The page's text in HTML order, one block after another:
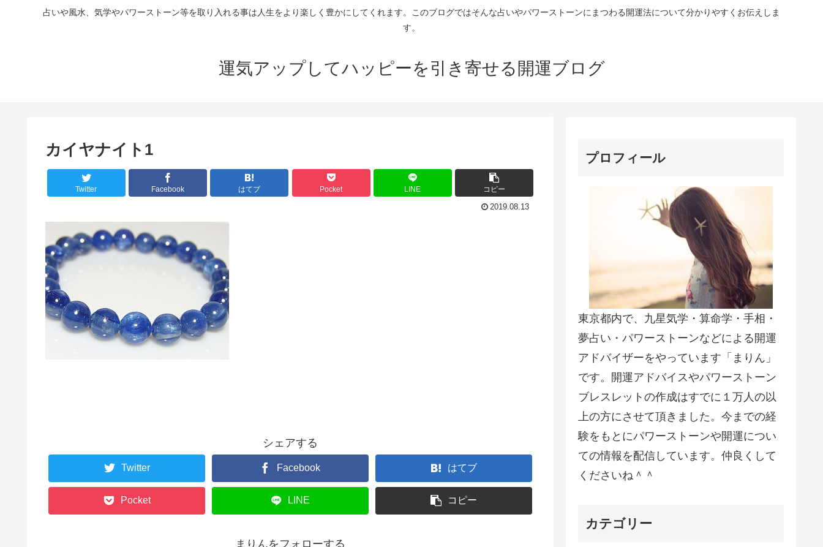
占いや風水、気学やパワーストーン等を取り入れる事は人生をより楽しく豊かにしてくれます。このブログではそんな占いやパワーストーンにまつわる開運法について分かりやすくお伝えしま
す。
運気アップしてハッピーを引き寄せる開運ブログ
カイヤナイト1
Twitter Facebook はてブ Pocket LINE コピー
2019.08.13
シェアする
Twitter Facebook はてブ
Pocket LINE コピー
まりんをフォローする
プロフィール
東京都内で、九星気学・算命学・手相・
夢占い・パワーストーンなどによる開運
アドバイザーをやっています「まりん」
です。開運アドバイスやパワーストーン
ブレスレットの作成はすでに１万人の以
上の方にさせて頂きました。今までの経
験をもとにパワーストーンや開運につい
ての情報を配信しています。仲良くして
くださいね＾＾
カテゴリー